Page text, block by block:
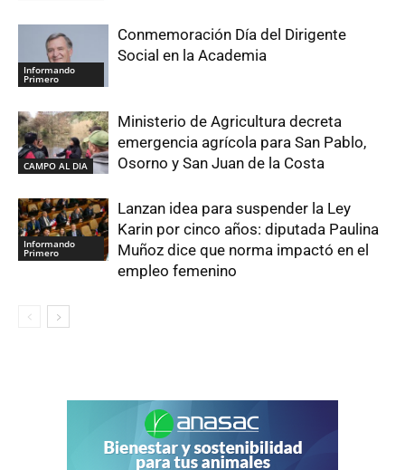
Informando
Primero
Conmemoración Día del Dirigente
Social en la Academia
CAMPO AL DIA
Ministerio de Agricultura decreta
emergencia agrícola para San Pablo,
Osorno y San Juan de la Costa
Informando
Primero
Lanzan idea para suspender la Ley
Karin por cinco años: diputada Paulina
Muñoz dice que norma impactó en el
empleo femenino